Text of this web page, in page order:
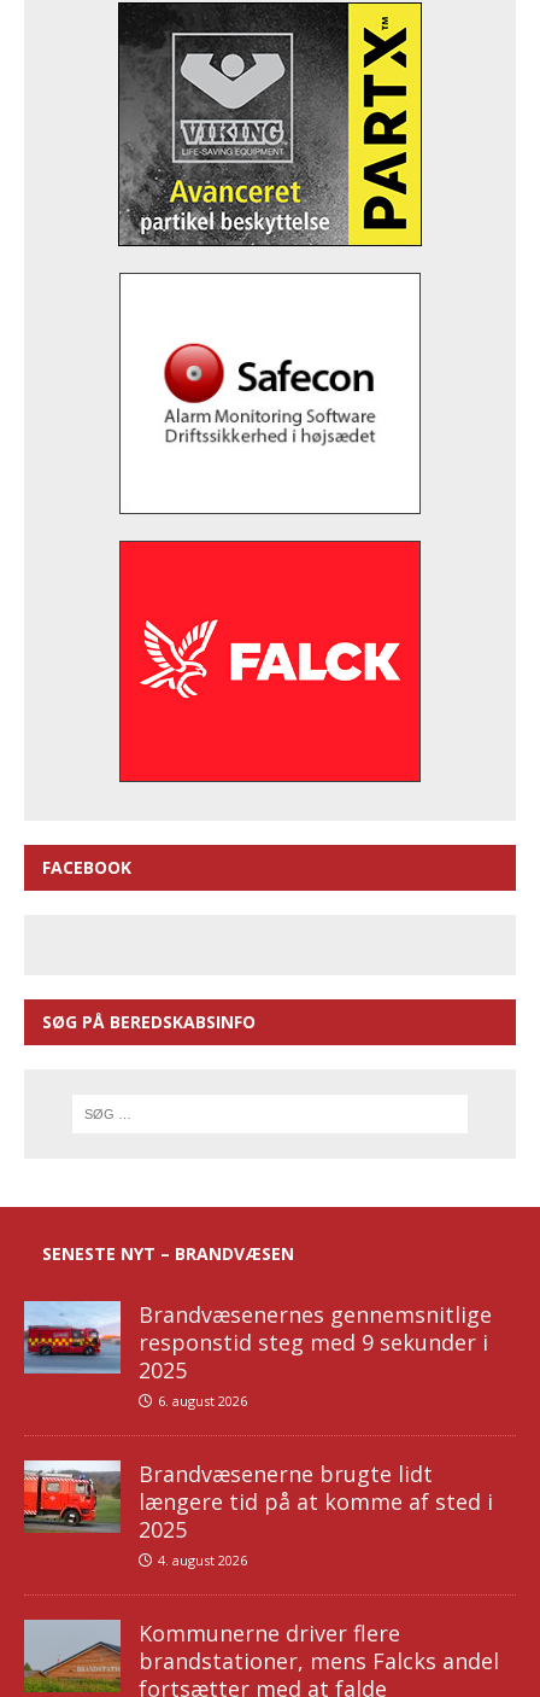
FACEBOOK
SØG PÅ BEREDSKABSINFO
SENESTE NYT – BRANDVÆSEN
Brandvæsenernes gennemsnitlige
responstid steg med 9 sekunder i
2025
6. august 2026
Brandvæsenerne brugte lidt
længere tid på at komme af sted i
2025
4. august 2026
Kommunerne driver flere
brandstationer, mens Falcks andel
fortsætter med at falde